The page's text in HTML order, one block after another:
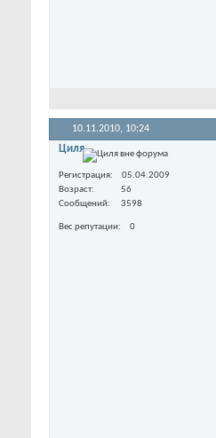
10.11.2010, 10:24
Циля
Регистрация
05.04.2009
Возраст
56
Сообщений
3598
Вес репутации 0